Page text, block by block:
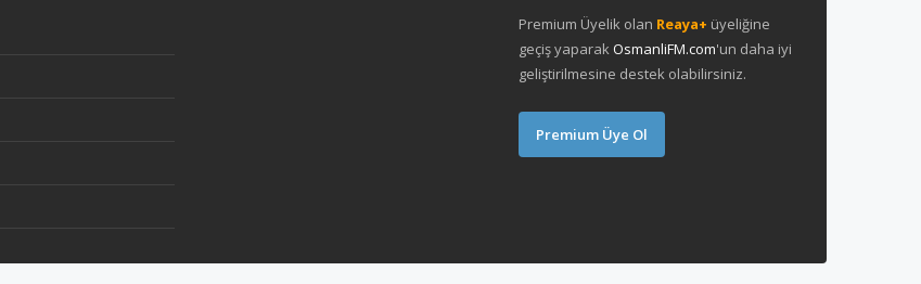
Premium Üyelik olan Reaya+ üyeliğine
geçiş yaparakOsmanliFM.com'un daha iyi
geliştirilmesine destek olabilirsiniz.
Premium Üye Ol